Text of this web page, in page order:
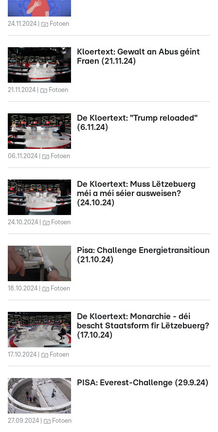
24.11.2024 Fotoen
Kloertext: Gewalt an Abus géint
Fraen (21.11.24)
21.11.2024 Fotoen
De Kloertext: "Trump reloaded"
(6.11.24)
06.11.2024 Fotoen
De Kloertext: Muss Lëtzebuerg
méi a méi séier ausweisen?
(24.10.24)
24.10.2024 Fotoen
Pisa: Challenge Energietransitioun
(21.10.24)
18.10.2024 Fotoen
De Kloertext: Monarchie - déi
bescht Staatsform fir Lëtzebuerg?
(17.10.24)
17.10.2024 Fotoen
PISA: Everest-Challenge (29.9.24)
27.09.2024 Fotoen